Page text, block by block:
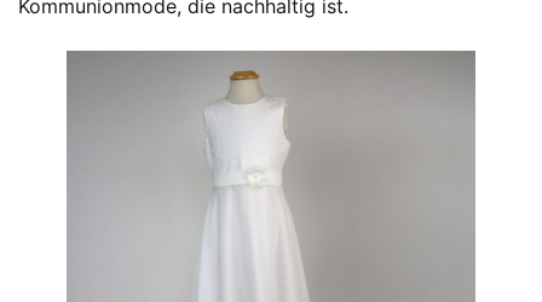
Kommunionmode, die nachhaltig ist.